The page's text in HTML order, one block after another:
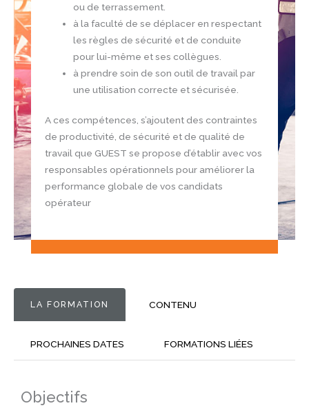
ou de terrassement.
à la faculté de se déplacer en respectant
les règles de sécurité et de conduite
pour lui-même et ses collègues.
à prendre soin de son outil de travail par
une utilisation correcte et sécurisée.
A ces compétences, s’ajoutent des contraintes
de productivité, de sécurité et de qualité de
travail que GUEST se propose d’établir avec vos
responsables opérationnels pour améliorer la
performance globale de vos candidats
opérateur
LA FORMATION CONTENU
PROCHAINES DATES FORMATIONS LIÉES
Objectifs